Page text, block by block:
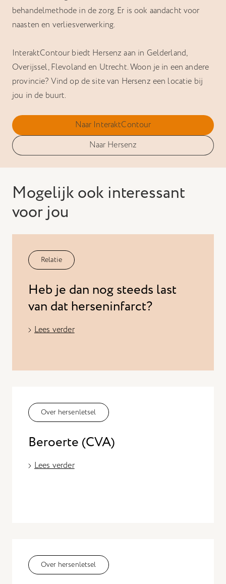
behandelmethode in de zorg. Er is ook aandacht voor
naasten en verliesverwerking.
InteraktContour biedt Hersenz aan in Gelderland,
Overijssel, Flevoland en Utrecht. Woon je in een andere
provincie? Vind op de site van Hersenz een locatie bij
jou in de buurt.
Naar InteraktContour
Naar Hersenz
Mogelijk ook interessant
voor jou
Relatie
Heb je dan nog steeds last
van dat herseninfarct?
Lees verder
Over hersenletsel
Beroerte (CVA)
Lees verder
Over hersenletsel